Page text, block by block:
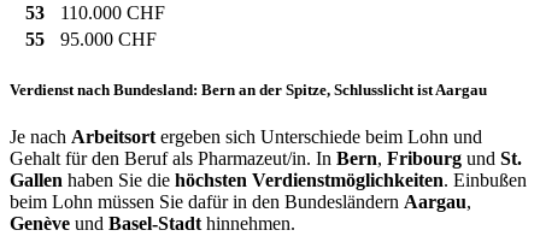
53
110.000 CHF
55
95.000 CHF
Verdienst nach Bundesland: Bern an der Spitze, Schlusslicht ist Aargau
Je nach Arbeitsort ergeben sich Unterschiede beim Lohn und
Gehalt für den Beruf als Pharmazeut/in. In Bern, Fribourg und St.
Gallen haben Sie die höchsten Verdienstmöglichkeiten. Einbußen
beim Lohn müssen Sie dafür in den Bundesländern Aargau,
Genève und Basel-Stadt hinnehmen.